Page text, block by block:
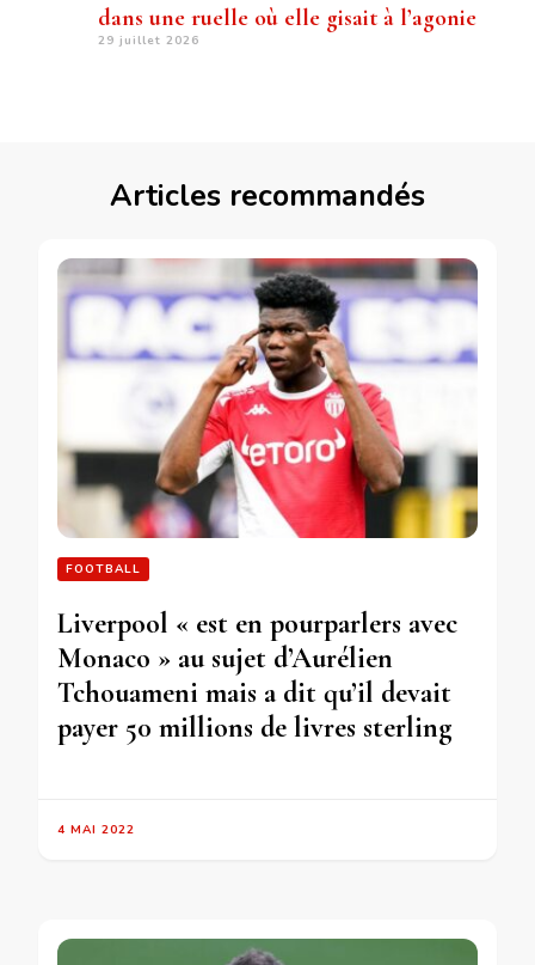
dans une ruelle où elle gisait à l’agonie
29 juillet 2026
Articles recommandés
FOOTBALL
Liverpool « est en pourparlers avec
Monaco » au sujet d’Aurélien
Tchouameni mais a dit qu’il devait
payer 50 millions de livres sterling
4 MAI 2022